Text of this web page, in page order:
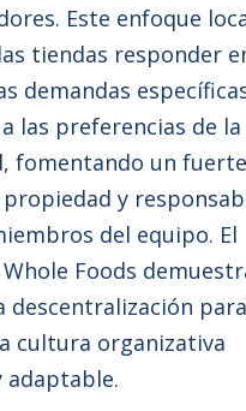
Este enfoque
tiendas responder
demandas
las preferencias de la
fomentando un fuerte
y
del equipo. El
Foods
descentralización para
cultura organizativa
adaptable.